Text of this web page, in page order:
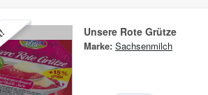
Unsere Rote Grütze
Marke: Sachsenmilch